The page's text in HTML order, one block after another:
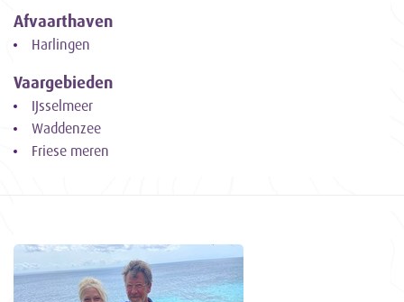
Afvaarthaven
Harlingen
Vaargebieden
IJsselmeer
Waddenzee
Friese meren